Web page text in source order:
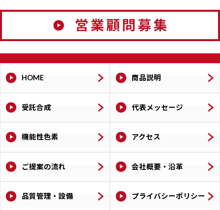
HOME 商品説明
受託合成 代表メッセージ
機能性色素 アクセス
ご提案の流れ 会社概要・沿革
品質管理・設備 プライバシーポリシー